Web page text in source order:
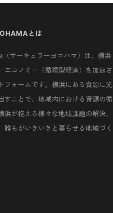
とは
サーキュラーヨコハマ）は、横浜
エコノミー（循環型経済）を加速さ
フォームです。横浜にある資源に光
すことで、地域内における資源の循
浜が抱える様々な地域課題の解決、
誰もがいきいきと暮らせる地域づく